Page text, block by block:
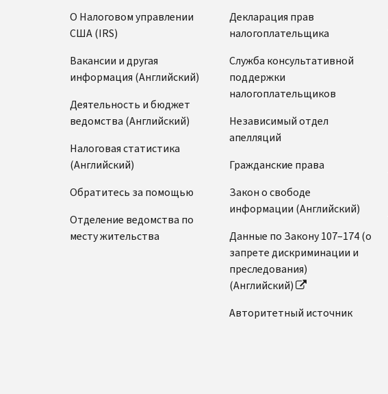
О Налоговом управлении
США (IRS)
Вакансии и другая
информация (Английский)
Деятельность и бюджет
ведомства (Английский)
Налоговая статистика
(Английский)
Обратитесь за помощью
Отделение ведомства по
месту жительства
Декларация прав
налогоплательщика
Служба консультативной
поддержки
налогоплательщиков
Независимый отдел
апелляций
Гражданские права
Закон о свободе
информации (Английский)
Данные по Закону 107–174 (о
запрете дискриминации и
преследования)
(Английский)
Авторитетный источник